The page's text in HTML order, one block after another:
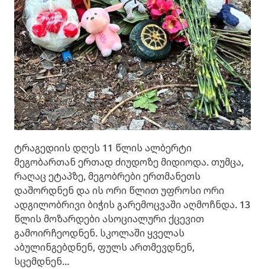
ტრაგედიის დღეს 11 წლის ალბერტი
მეგობართან ერთად ძიუდოზე მიდიოდა. თუმცა,
რაღაც ეტაპზე, მეგობრები ერთმანეთს
დაშორდნენ და ის ორი წლით უფროსი ორი
ადგილობრივი ბიჭის გარემოცვაში აღმოჩნდა. 13
წლის მოზარდები ასოციალური ქცევით
გამოირჩეოდნენ. სკოლაში ყველას
აბულინგებდნენ, ფულს ართმევდნენ,
სცემდნენ...